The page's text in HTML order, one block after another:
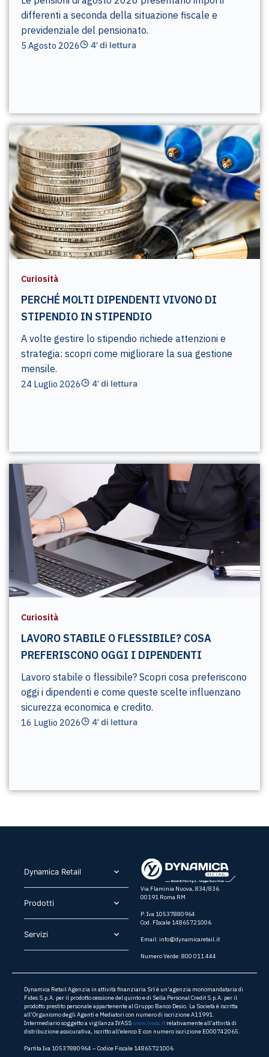
differenti a seconda della situazione fiscale e
previdenziale del pensionato.
5 Agosto 2026 4' di lettura
Curiosità
PERCHÉ MOLTI DIPENDENTI VIVONO DI
STIPENDIO IN STIPENDIO
A volte gestire lo stipendio richiede attenzioni e
strategia: scopri come migliorare la sua gestione
mensile.
24 Luglio 2026 4' di lettura
Curiosità
LAVORO STABILE O FLESSIBILE? COSA
PREFERISCONO OGGI I DIPENDENTI
Lavoro stabile o flessibile? Scopri cosa preferiscono
oggi i dipendenti e come queste scelte influenzano
sicurezza economica e credito.
16 Luglio 2026 4' di lettura
Dynamica Retail​
Prodotti​
Servizi​
Via Flaminia Nuova, 834/836
00191 Roma RM
P. Iva 10537880964
Cod. FIscale 14865721006
Email: info@dynamicaretail.it
Numero Verde: 800 011 444
Dynamica Retail Agenzia in attività finanziaria Srl è un’agenzia monomandataria di
Fides S.p.A. per il prodotto cessione del quinto e di Sella Personal Credit S.p.A. per il
prodotto prestito personale appartenente al Gruppo Banco Desio. La Società è iscritta
all’Organismo degli Agenti e Mediatori con numero di iscrizione A11991.
Intermediario soggetto a vigilanza IVASSwww.ivass.it relativamente all’attività di
distribuzione assicurativa, iscritto all’elenco E con numero iscrizione E000742065.
Partita Iva 10537880964 – Codice Fiscale 14865721006